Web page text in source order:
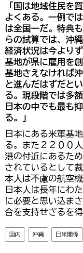
「国は地域住民を
よくある。一例で
は全国一だ。特典
らの試算では、沖
経済状況は今より
基地が県に雇用を
基地さえなければ
と進んだはずだと
る。現段階では多
日本の中でも最も
る。」
日本にある米軍基
る。また２２００
港の付近にあるた
されているとして
本人は不慮の航空
日本人は長年にわ
に必要と思い込ま
合を支持せざるを得
国内 沖縄 日米関係